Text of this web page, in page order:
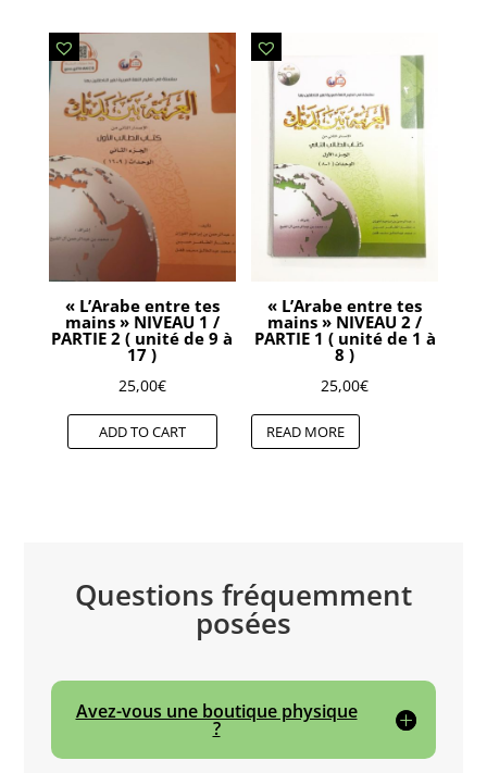
« L’Arabe entre tes
mains » NIVEAU 1 /
PARTIE 2 ( unité de 9 à
17 )
25,00€
ADD TO CART
« L’Arabe entre tes
mains » NIVEAU 2 /
PARTIE 1 ( unité de 1 à
8 )
25,00€
READ MORE
Questions fréquemment
posées
Avez-vous une boutique physique
?